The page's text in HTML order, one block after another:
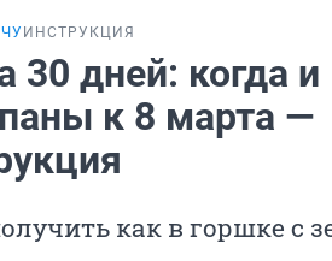
ИНСТРУКЦИЯ
30 дней: когда
к 8 марта —
как в горшке с